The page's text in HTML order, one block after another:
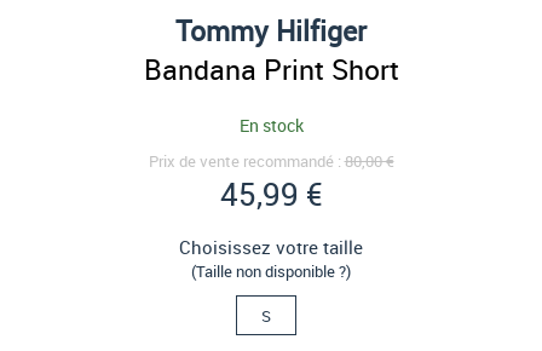
Tommy Hilfiger
Bandana Print Short
En stock
Prix de vente recommandé :80,00 €
45,99 €
Choisissez votre taille
(Taille non disponible ?)
S